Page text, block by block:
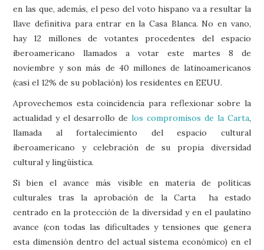
en las que, además, el peso del voto hispano va a resultar la
llave definitiva para entrar en la Casa Blanca. No en vano,
hay 12 millones de votantes procedentes del espacio
iberoamericano llamados a votar este martes 8 de
noviembre y son más de 40 millones de latinoamericanos
(casi el 12% de su población) los residentes en EEUU.
Aprovechemos esta coincidencia para reflexionar sobre la
actualidad y el desarrollo de los compromisos de la Carta,
llamada al fortalecimiento del espacio cultural
iberoamericano y celebración de su propia diversidad
cultural y lingüística.
Si bien el avance más visible en materia de políticas
culturales tras la aprobación de la Carta ha estado
centrado en la protección de la diversidad y en el paulatino
avance (con todas las dificultades y tensiones que genera
esta dimensión dentro del actual sistema económico) en el